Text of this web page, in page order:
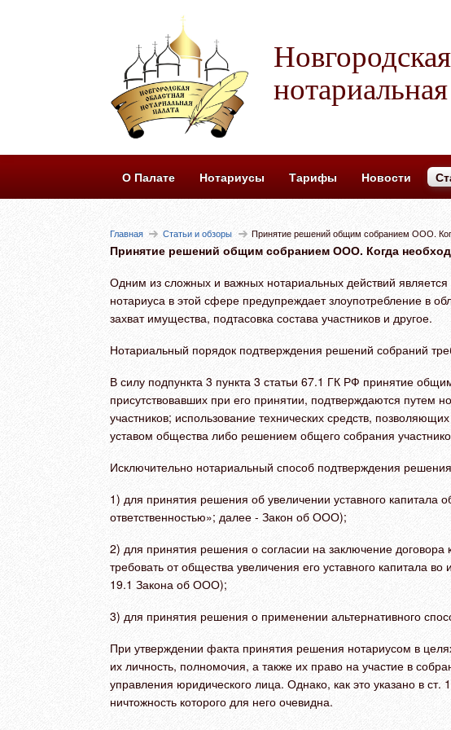
О Палате Нотариусы Тарифы Новости
Главная Статьи и обзоры Принятие решений общим собранием ООО.
Принятие решений общим собранием ООО. Когда
Одним из сложных и важных нотариальных действий
нотариуса в этой сфере предупреждает злоупотребление в
захват имущества, подтасовка состава участников и другое.
Нотариальный порядок подтверждения решений собраний
В силу подпункта 3 пункта 3 статьи 67.1 ГК РФ принятие
присутствовавших при его принятии, подтверждаются путем
участников; использование технических средств,
уставом общества либо решением общего собрания
Исключительно нотариальный способ подтверждения
1) для принятия решения об увеличении уставного
ответственностью»; далее - Закон об ООО);
2) для принятия решения о согласии на заключение договора
требовать от общества увеличения его уставного капитала
19.1 Закона об ООО);
3) для принятия решения о применении альтернативного
При утверждении факта принятия решения нотариусом в
их личность, полномочия, а также их право на участие в
управления юридического лица. Однако, как это указано в
ничтожность которого для него очевидна.